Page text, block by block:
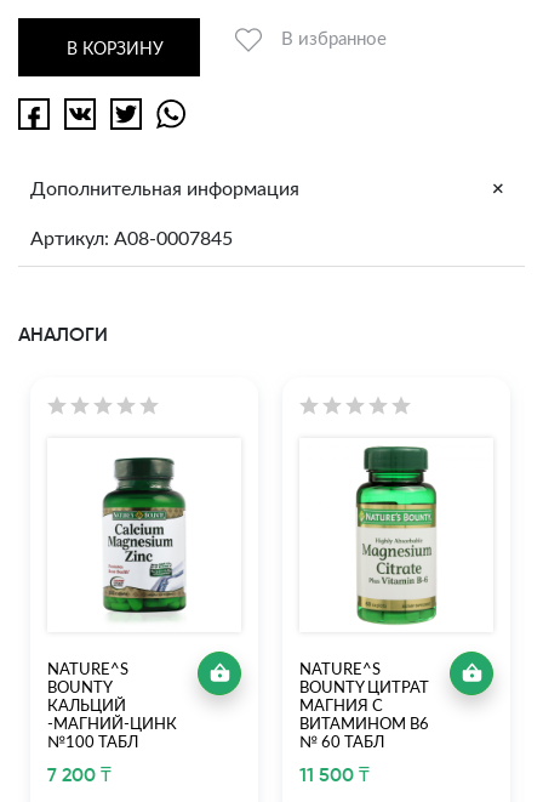
В КОРЗИНУ
В избранное
Дополнительная информация +
Артикул: A08-0007845
АНАЛОГИ
NATURE^S
BOUNTY
КАЛЬЦИЙ
-МАГНИЙ-ЦИНК
№100 ТАБЛ
7 200 ₸
NATURE^S
BOUNTY ЦИТРАТ
МАГНИЯ С
ВИТАМИНОМ В6
№ 60 ТАБЛ
11 500 ₸